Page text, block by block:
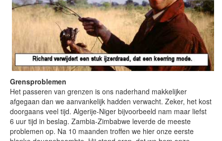
Grensproblemen
Het passeren van grenzen is ons naderhand makkelijker
afgegaan dan we aanvankelijk hadden verwacht. Zeker, het kost
doorgaans veel tijd. Algerije-Niger bijvoorbeeld nam maar liefst
6 uur tijd in beslag. Zambia-Zimbabwe leverde de meeste
problemen op. Na 10 maanden troffen we hier onze eerste